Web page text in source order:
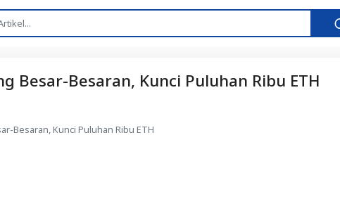
Besar-Besaran, Kunci Puluhan Ribu ETH
Besaran, Kunci Puluhan Ribu ETH